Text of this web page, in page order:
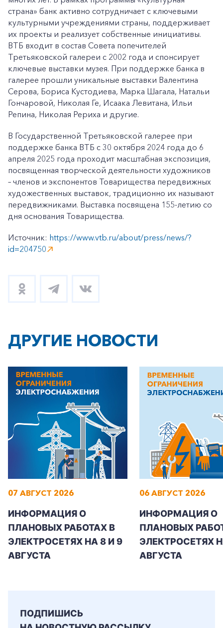
+7-800-700-24-57
Заказать обратный звонок
Частным клиентам
Корпоративным клиентам
страна» банк активно сотрудничает с ключевыми
культурными учреждениями страны, поддерживает
их проекты и реализует собственные инициативы.
ВТБ входит в состав Совета попечителей
Третьяковской галереи с 2002 года и спонсирует
ключевые выставки музея. При поддержке банка в
галерее прошли уникальные выставки Валентина
Серова, Бориса Кустодиева, Марка Шагала, Натальи
Гончаровой, Николая Ге, Исаака Левитана, Ильи
Репина, Николая Рериха и другие.
В Государственной Третьяковской галерее при
поддержке банка ВТБ с 30 октября 2024 года до 6
апреля 2025 года проходит масштабная экспозиция,
посвященная творческой деятельности художников
– членов и экспонентов Товарищества передвижных
художественных выставок, традиционно их называют
передвижниками. Выставка посвящена 155-летию со
дня основания Товарищества.
Источник: https://www.vtb.ru/about/press/news/?
id=204750
ДРУГИЕ НОВОСТИ
07 АВГУСТ 2026
ИНФОРМАЦИЯ О
ПЛАНОВЫХ РАБОТАХ В
ЭЛЕКТРОСЕТЯХ НА 8 И 9
АВГУСТА
06 АВГУСТ 2026
ИНФОРМАЦИЯ О
ПЛАНОВЫХ
ЭЛЕКТРОСЕТЯХ
АВГУСТА
ПОДПИШИСЬ